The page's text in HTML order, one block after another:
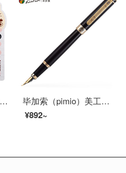
晨光(M&G)文具明暗尖黑色可擦墨囊钢笔 撸啊猫系列学生练字墨水笔套装(钢笔*2+墨囊*6) 颜色随机HAFP1348
毕加索（pimio）美工笔弯头弯尖书法钢笔男女士练字成人学生用笔1.0mm绅士系列902亮黑金夹
¥892~